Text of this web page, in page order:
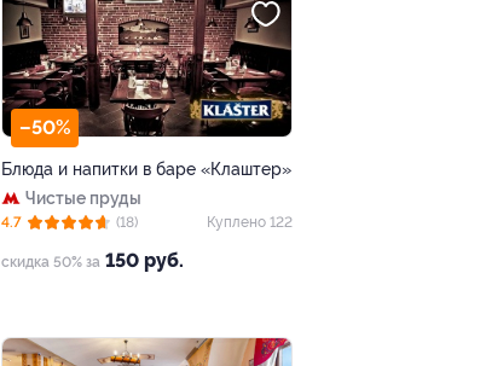
–50%
Блюда и напитки в баре «Клаштер»
Чистые пруды
скидка 50% за 150 руб.
4.7 (18) Куплено 122